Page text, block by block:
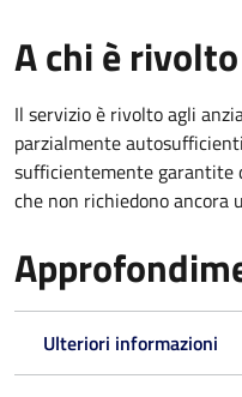
A chi è rivolto
Il servizio è rivolto agli
parzialmente
sufficientemente garantite
che non richiedono ancora
Ulteriori informazioni